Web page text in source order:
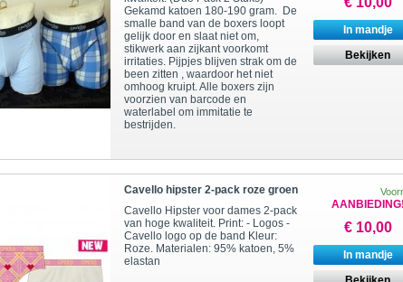
Gekamd katoen 180-190 gram. De
smalle band van de boxers loopt
gelijk door en slaat niet om,
stikwerk aan zijkant voorkomt
irritaties. Pijpjes blijven strak om de
been zitten , waardoor het niet
omhoog kruipt. Alle boxers zijn
voorzien van barcode en
waterlabel om immitatie te
bestrijden.
In mandje
Bekijken
Cavello hipster 2-pack roze groen
Cavello Hipster voor dames 2-pack
van hoge kwaliteit. Print: - Logos -
Cavello logo op de band Kleur:
Roze. Materialen: 95% katoen, 5%
elastan
AANBIEDING!
€ 10,00
In mandje